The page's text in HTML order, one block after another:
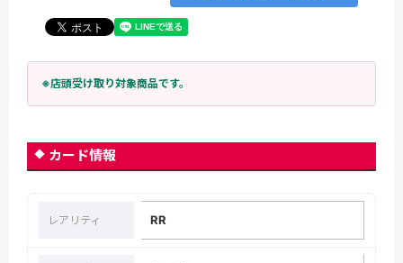
※店頭受け取り対象商品です。
カード情報
レアリティ RR